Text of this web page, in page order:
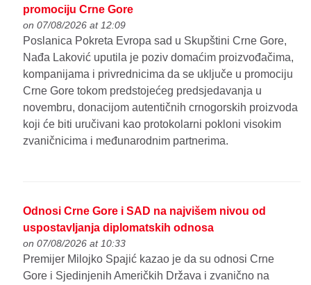
promociju Crne Gore
on 07/08/2026 at 12:09
Poslanica Pokreta Evropa sad u Skupštini Crne Gore,
Nađa Laković uputila je poziv domaćim proizvođačima,
kompanijama i privrednicima da se uključe u promociju
Crne Gore tokom predstojećeg predsjedavanja u
novembru, donacijom autentičnih crnogorskih proizvoda
koji će biti uručivani kao protokolarni pokloni visokim
zvaničnicima i međunarodnim partnerima.
Odnosi Crne Gore i SAD na najvišem nivou od
uspostavljanja diplomatskih odnosa
on 07/08/2026 at 10:33
Premijer Milojko Spajić kazao je da su odnosi Crne
Gore i Sjedinjenih Američkih Država i zvanično na